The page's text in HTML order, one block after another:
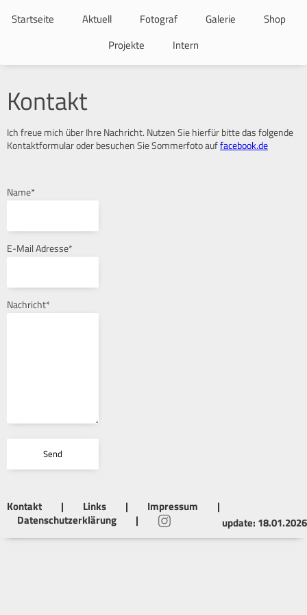
überspringen
Startseite Aktuell Fotograf Galerie
Shop
Projekte
Intern
Kontakt
Ich freue mich über Ihre Nachricht. Nutzen Sie hierfür bitte das folgende
Kontaktformular oder besuchen Sie Sommerfoto auffacebook.de
Name*
E-Mail Adresse*
Nachricht*
Kontakt | Links | Impressum
|
Datenschutzerklärung
| update: 18.01.2026